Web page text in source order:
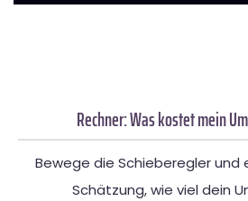
Rechner: Was kostet mein
Bewege die Schieberegler und
Schätzung, wie viel dein